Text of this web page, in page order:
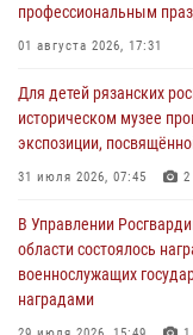
профессиональным
01 августа 2026, 17:31
Для детей рязанских
историческом музее
экспозиции,
31 июля 2026, 07:45 2
В Управлении
области состоялось
военнослужащих
наградами